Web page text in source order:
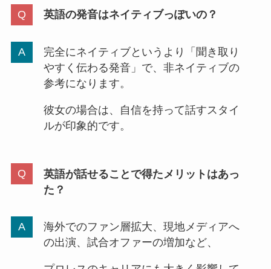
英語の発音はネイティブっぽいの？
完全にネイティブというより「聞き取り
やすく伝わる発音」で、非ネイティブの
参考になります。
彼女の場合は、自信を持って話すスタイ
ルが印象的です。
英語が話せることで得たメリットはあっ
た？
海外でのファン層拡大、現地メディアへ
の出演、試合オファーの増加など、